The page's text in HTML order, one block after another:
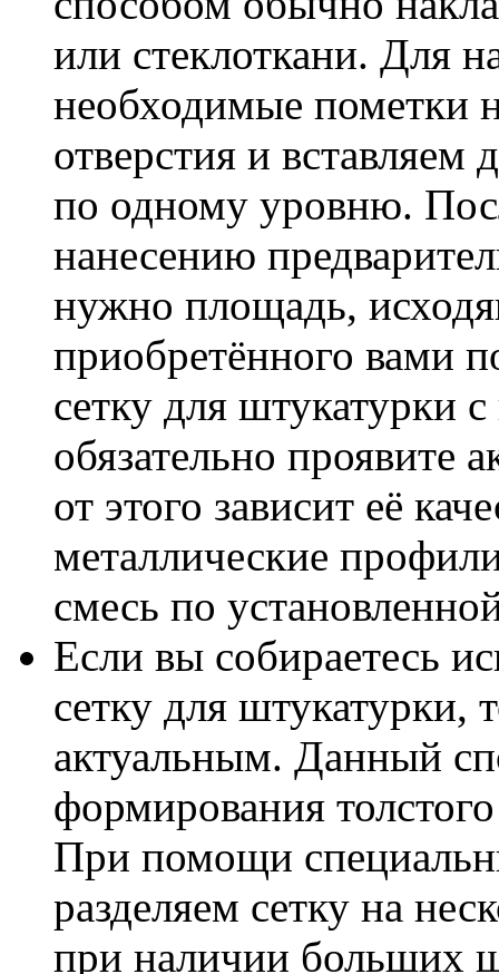
или стеклоткани. Для
необходимые пометки
отверстия и
по одному уровню.
нанесению
нужно площадь,
приобретённого вами
сетку для штукатурки
обязательно проявите
от этого зависит её
металлические
смесь по
Если вы собираетесь
сетку для штукатурки,
актуальным. Данный
формирования
При помощи
разделяем сетку на
при наличии больших